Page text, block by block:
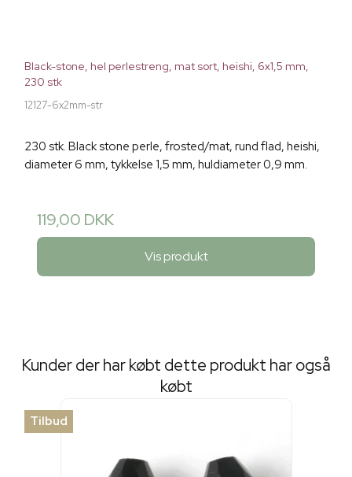
Black-stone, hel perlestreng, mat sort, heishi, 6x1,5 mm,
230 stk
12127-6x2mm-str
230 stk. Black stone perle, frosted/mat, rund flad, heishi,
diameter 6 mm, tykkelse 1,5 mm, huldiameter 0,9 mm.
119,00 DKK
Vis produkt
Kunder der har købt dette produkt har også
købt
Tilbud